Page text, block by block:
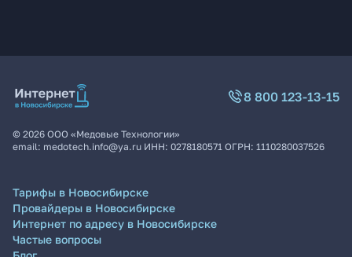
8 800 123-13-15
© 2026 ООО «Медовые Технологии»
email: medotech.info@ya.ru ИНН: 0278180571 ОГРН: 1110280037526
Тарифы в Новосибирске
Провайдеры в Новосибирске
Интернет по адресу в Новосибирске
Частые вопросы